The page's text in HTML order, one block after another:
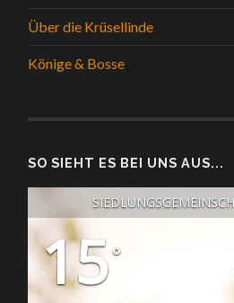
Über die Krüsellinde
Könige & Bosse
SO SIEHT ES BEI UNS AUS...
15°